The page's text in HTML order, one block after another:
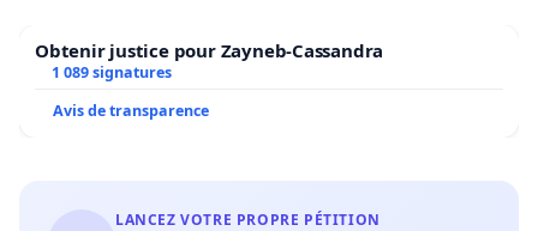
Obtenir justice pour Zayneb-Cassandra
1 089 signatures
Avis de transparence
LANCEZ VOTRE PROPRE PÉTITION